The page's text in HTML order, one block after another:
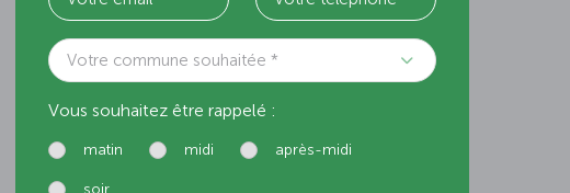
Votre commune souhaitée *
Vous souhaitez être rappelé :
matin midi après-midi